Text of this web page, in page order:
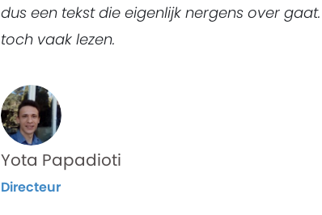
dus een tekst die eigenlijk nergens over
toch vaak lezen.
Yota Papadioti
Directeur